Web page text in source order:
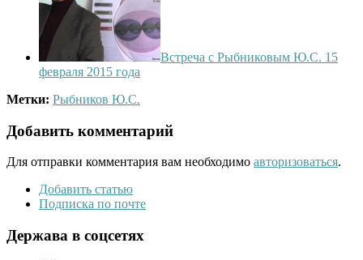
Встреча с Рыбниковым Ю.С. 15
февраля 2015 года
Метки: Рыбников Ю.С.
Добавить комментарий
Для отправки комментария вам необходимо авторизоваться.
Добавить статью
Подписка по почте
Держава в соцсетях